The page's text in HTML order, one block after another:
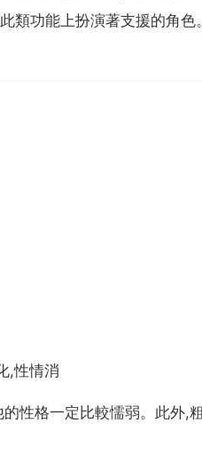
類功能上扮演著支援的角色。
,性情消
性格一定比較懦弱。此外,